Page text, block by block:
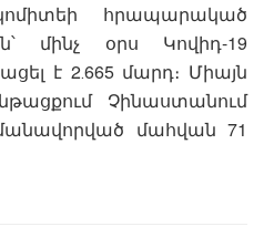
հրապարակած
մինչ օրս Կովիդ-19
է 2․665 մարդ։ Միայն
Չինաստանում
մահվան 71